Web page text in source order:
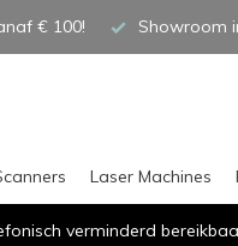
€ 100! Showroom
Laser Machines
verminderd